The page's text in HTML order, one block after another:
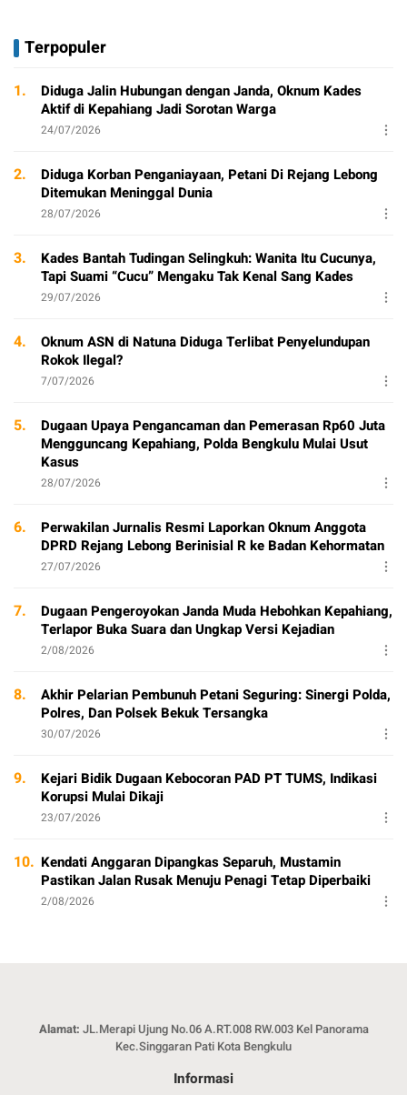
Terpopuler
1.
Diduga Jalin Hubungan dengan Janda, Oknum Kades
Aktif di Kepahiang Jadi Sorotan Warga
24/07/2026
2.
Diduga Korban Penganiayaan, Petani Di Rejang Lebong
Ditemukan Meninggal Dunia
28/07/2026
3.
Kades Bantah Tudingan Selingkuh: Wanita Itu Cucunya,
Tapi Suami “Cucu” Mengaku Tak Kenal Sang Kades
29/07/2026
4.
Oknum ASN di Natuna Diduga Terlibat Penyelundupan
Rokok Ilegal?
7/07/2026
5.
Dugaan Upaya Pengancaman dan Pemerasan Rp60 Juta
Mengguncang Kepahiang, Polda Bengkulu Mulai Usut
Kasus
28/07/2026
6.
Perwakilan Jurnalis Resmi Laporkan Oknum Anggota
DPRD Rejang Lebong Berinisial R ke Badan Kehormatan
27/07/2026
7.
Dugaan Pengeroyokan Janda Muda Hebohkan Kepahiang,
Terlapor Buka Suara dan Ungkap Versi Kejadian
2/08/2026
8.
Akhir Pelarian Pembunuh Petani Seguring: Sinergi Polda,
Polres, Dan Polsek Bekuk Tersangka
30/07/2026
9.
Kejari Bidik Dugaan Kebocoran PAD PT TUMS, Indikasi
Korupsi Mulai Dikaji
23/07/2026
10. Kendati Anggaran Dipangkas Separuh, Mustamin
Pastikan Jalan Rusak Menuju Penagi Tetap Diperbaiki
2/08/2026
Alamat: JL.Merapi Ujung No.06 A.RT.008 RW.003 Kel Panorama
Kec.Singgaran Pati Kota Bengkulu
Informasi